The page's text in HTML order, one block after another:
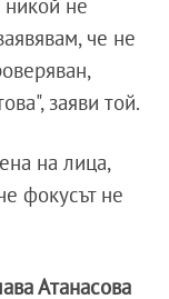
не
че не
заяви той.
на лица,
фокусът не
Атанасова